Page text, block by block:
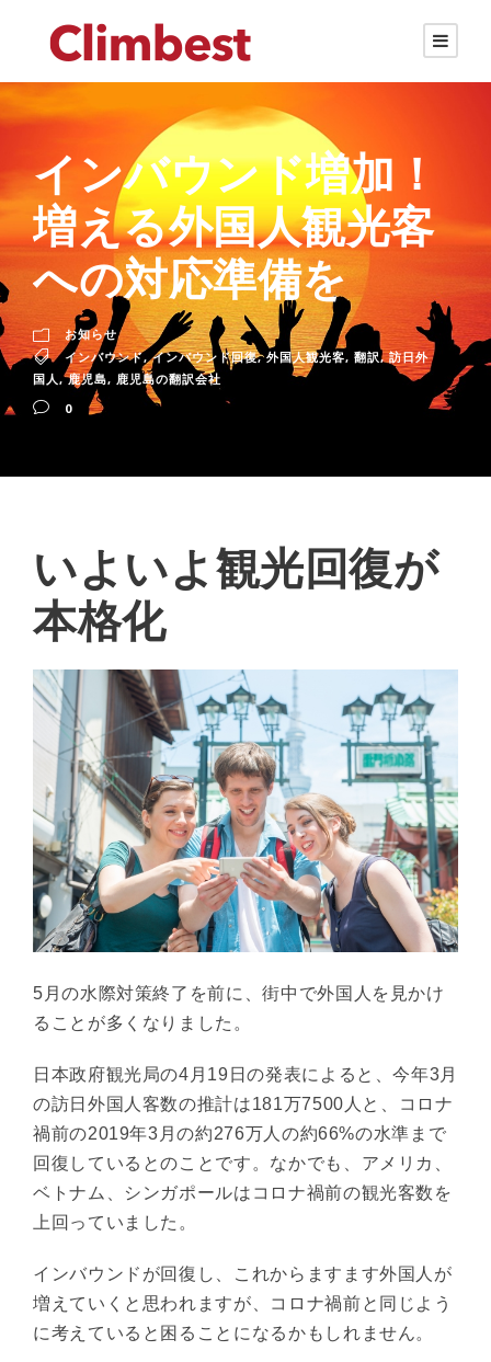
インバウンド増加！
増える外国人観光客
への対応準備を
お知らせ
インバウンド, インバウンド回復, 外国人観光客, 翻訳, 訪日外
国人 , 鹿児島, 鹿児島の翻訳会社
0
いよいよ観光回復が
本格化
5月の水際対策終了を前に、街中で外国人を見かけ
ることが多くなりました。
日本政府観光局の4月19日の発表によると、今年3月
の訪日外国人客数の推計は181万7500人と、コロナ
禍前の2019年3月の約276万人の約66%の水準まで
回復しているとのことです。なかでも、アメリカ、
ベトナム、シンガポールはコロナ禍前の観光客数を
上回っていました。
インバウンドが回復し、これからますます外国人が
増えていくと思われますが、コロナ禍前と同じよう
に考えていると困ることになるかもしれません。